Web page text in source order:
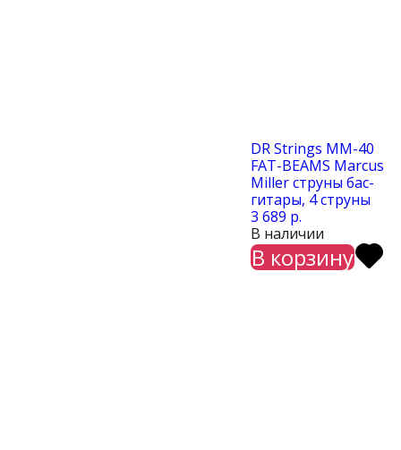
DR Strings MM-40
FAT-BEAMS Marcus
Miller cтруны бас-
гитары, 4 струны
3 689 р.
В наличии
В корзину